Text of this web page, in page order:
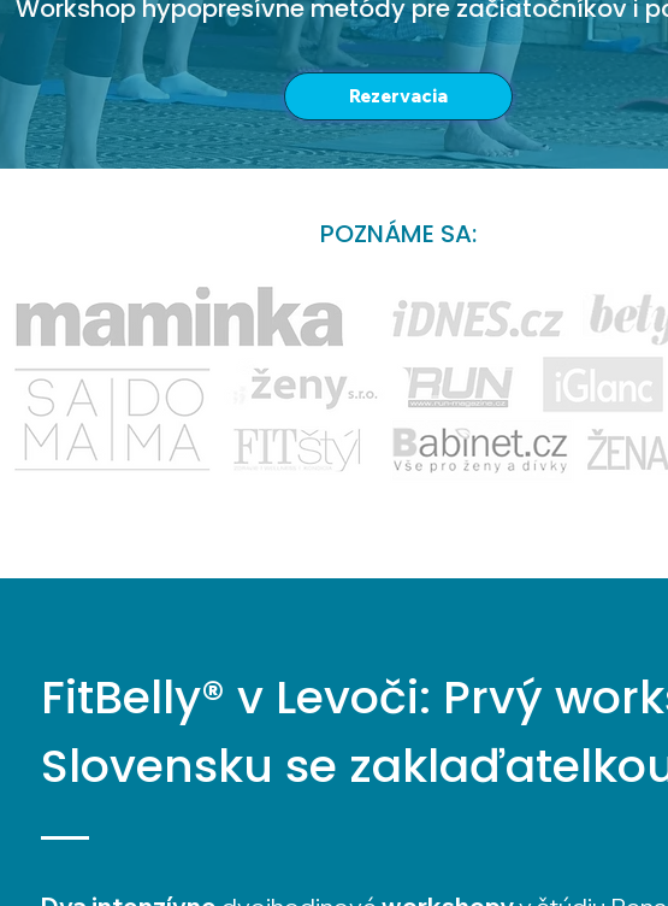
Workshop hypopresívne metódy pre začiatočníkov i
Rezervacia
POZNÁME SA:
FitBelly® v Levoči: Prvý
Slovensku se